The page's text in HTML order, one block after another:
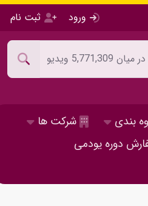
ورود ثبت نام
بندی
شرکت ها
دوره یودمی